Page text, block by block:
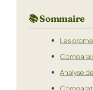
📚 Sommaire
Les
Analyse